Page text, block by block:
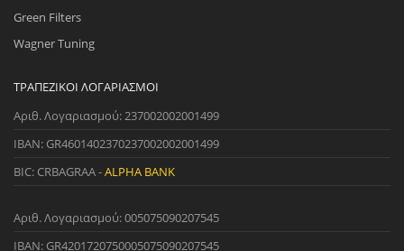
Green Filters
Wagner Tuning
ΤΡΑΠΕΖΙΚΟΊ ΛΟΓΑΡΙΑΣΜΟΊ
Αριθ. Λογαριασμού: 237002002001499
IBAN: GR4601402370237002002001499
BIC: CRBAGRAA -ALPHA BANK
Αριθ. Λογαριασμού: 005075090207545
IBAN: GR4201720750005075090207545